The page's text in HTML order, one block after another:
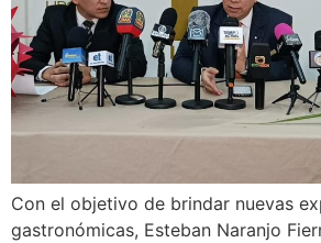
Con el objetivo de brindar nuevas
gastronómicas, Esteban Naranjo